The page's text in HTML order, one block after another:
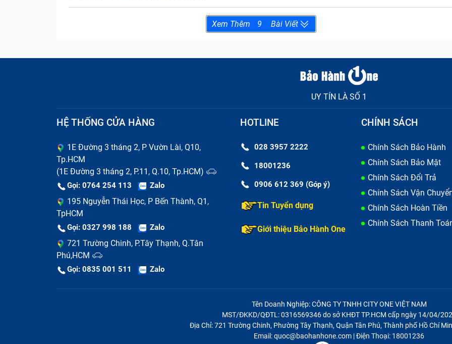
Xem Thêm 9 Bài Viết
UY TÍN LÀ SỐ 1
HỆ THỐNG CỬA HÀNG
1E Đường 3 tháng 2, P Vườn Lài, Q10,
Tp.HCM
(1E Đường 3 tháng 2, P.11, Q.10, Tp.HCM)
Gọi: 0764 254 113 Zalo
195 Nguyễn Thái Học, P Bến Thành, Q1,
TpHCM
Gọi: 0327 998 188 Zalo
721 Trường Chinh, P.Tây Thạnh, Q.Tân
Phú,HCM
Gọi: 0835 001 511 Zalo
HOTLINE
028 3957 2222
18001236
0906 612 369 (Góp ý)
Tin Tuyển dụng
Giới thiệu Bảo Hành One
CHÍNH SÁCH
Chính Sách Bảo Hành
Chính Sách Bảo Mật
Chính Sách Đổi Trả
Chính Sách Vận
Chính Sách Hoàn Tiền
Chính Sách Thanh
Tên Doanh Nghiệp: CÔNG TY TNHH CITY ONE VIỆT NAM
MST/ĐKKD/QĐTL: 0316569346 do sở KHĐT TP.HCM cấp ngày 14/04/
Địa Chỉ: 721 Trường Chinh, Phường Tây Thạnh, Quận Tân Phú, Thành phố Hồ Chí
Email: quoc@baohanhone.com | Điện Thoại: 18001236